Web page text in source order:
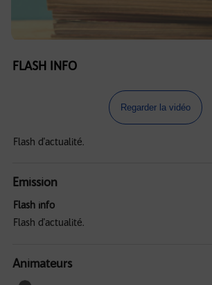
FLASH INFO
Regarder la vidéo
Flash d'actualité.
Emission
Flash info
Flash d'actualité.
Animateurs